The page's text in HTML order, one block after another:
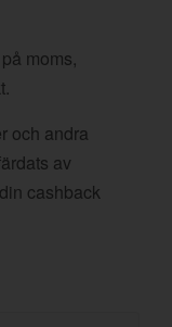
moms,
och andra
av
cashback